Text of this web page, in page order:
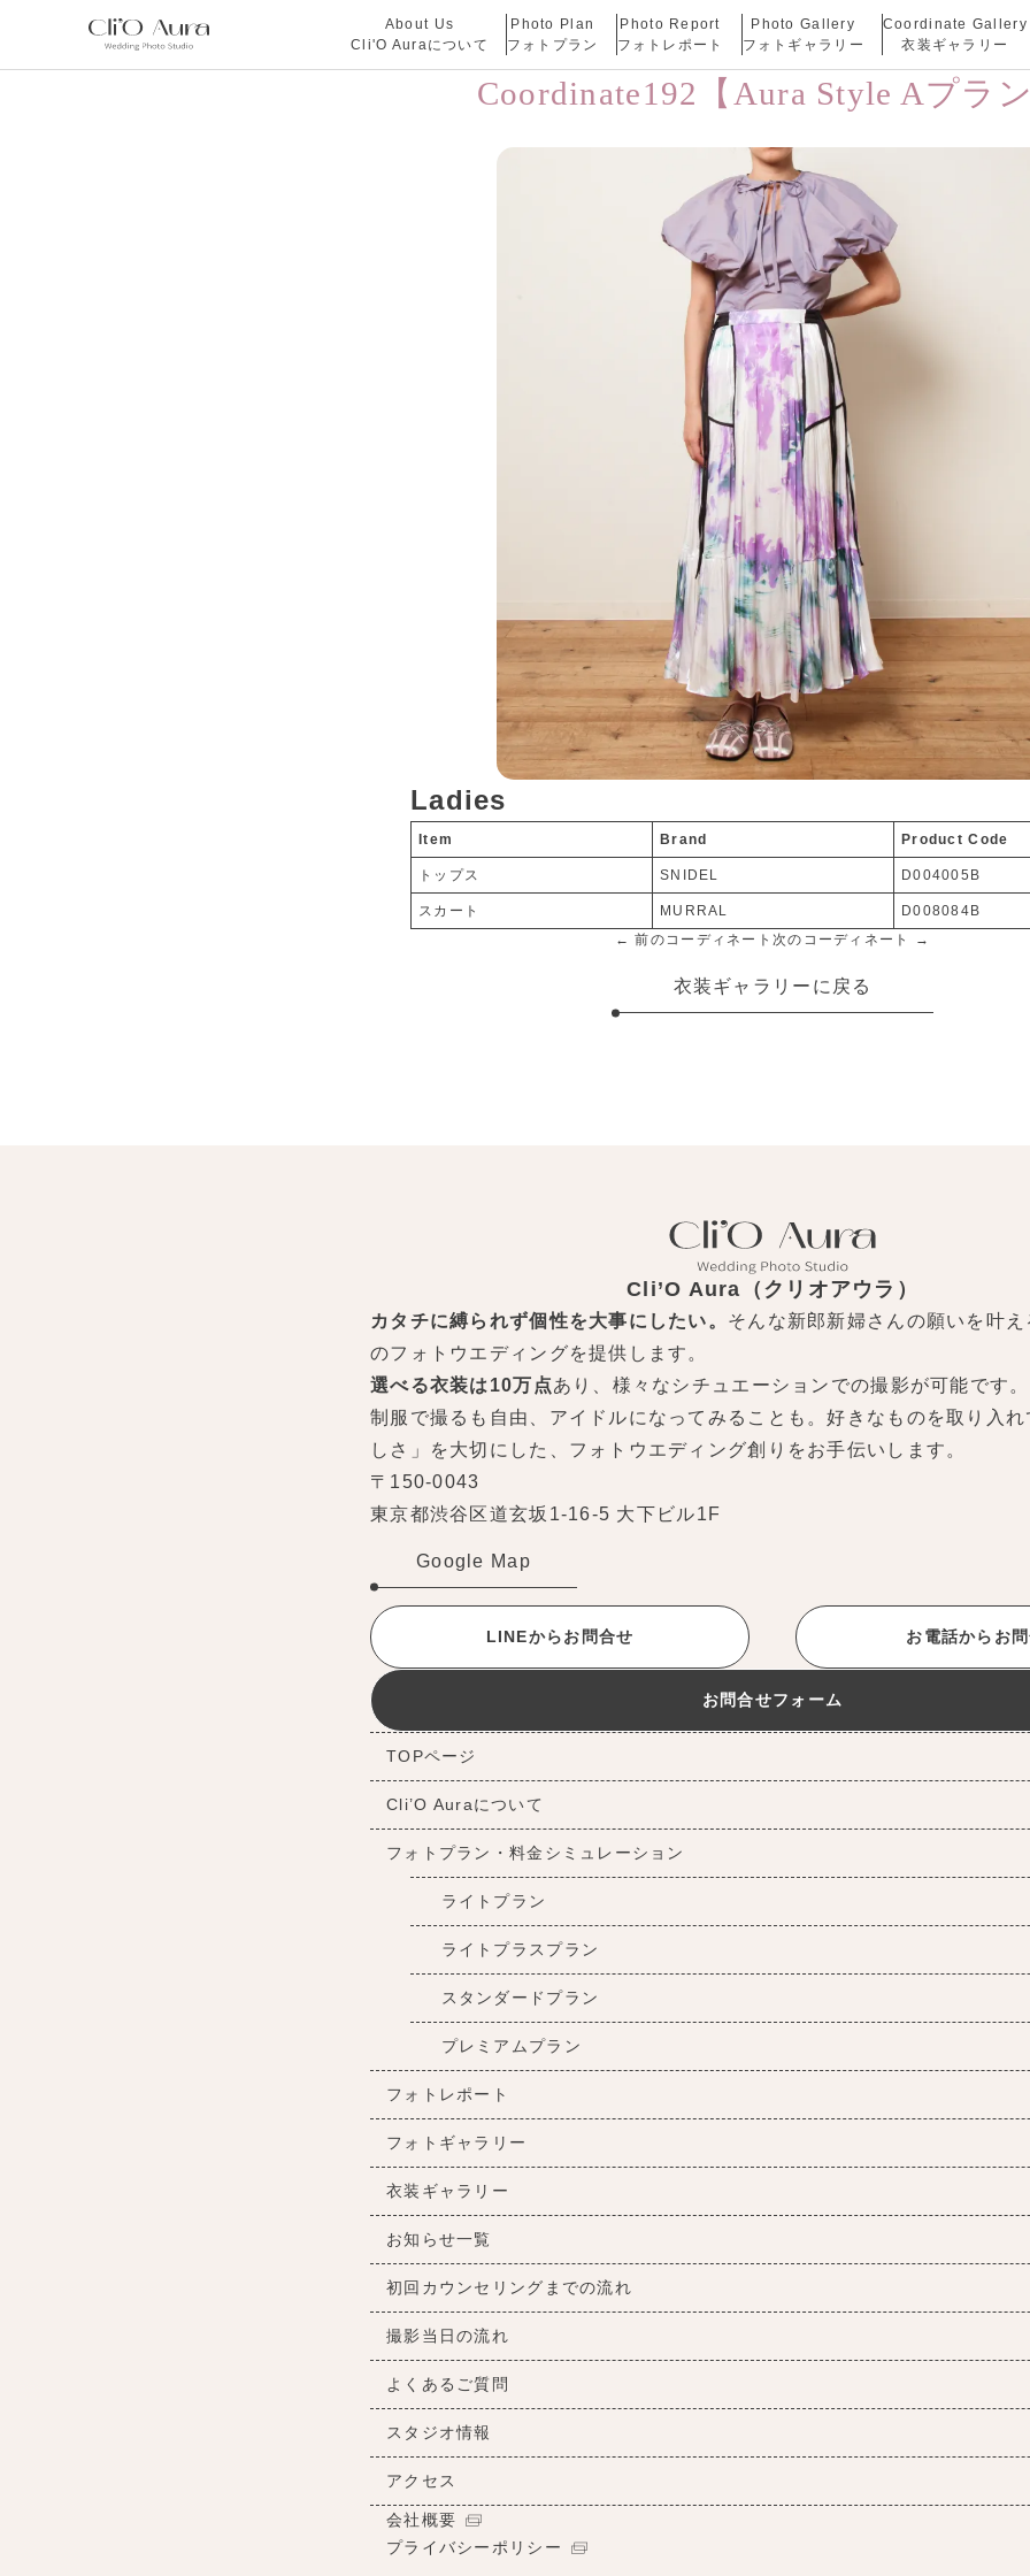
About Us
Cli'O Auraについて
Photo Plan
フォトプラン
Photo Report
フォトレポート
Photo Gallery
フォトギャラリー
Coordinate Gallery
衣装ギャラリー
Coordinate192【Aura Style Aプラ
Ladies
Item Brand Product Code
トップス SNIDEL D004005B
スカート MURRAL
D008084B
← 前のコーディネート 次のコーディネート →
衣装ギャラリーに戻る
Cli’O Aura（クリオアウラ）
カタチに縛られず個性を大事にしたい。 そんな新郎新婦さんの願いを叶
のフォトウエディングを提供します。
選べる衣装は10万点あり、様々なシチュエーションでの撮影が可能です
制服で撮るも自由、アイドルになってみることも。好きなものを取り入
しさ」を大切にした、フォトウエディング創りをお手伝いします。
〒150-0043
東京都渋谷区道玄坂1-16-5 大下ビル1F
Google Map
LINEからお問合せ お電話からお
お問合せフォーム
TOPページ
Cli’O Auraについて
フォトプラン・料金シミュレーション
ライトプラン
ライトプラスプラン
スタンダードプラン
プレミアムプラン
フォトレポート
フォトギャラリー
衣装ギャラリー
お知らせ一覧
初回カウンセリングまでの流れ
撮影当日の流れ
よくあるご質問
スタジオ情報
アクセス
会社概要
プライバシーポリシー